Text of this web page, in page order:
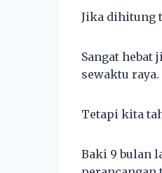
Jika dihitung
Sangat
sewaktu raya.
Tetapi kita
Baki 9 bulan